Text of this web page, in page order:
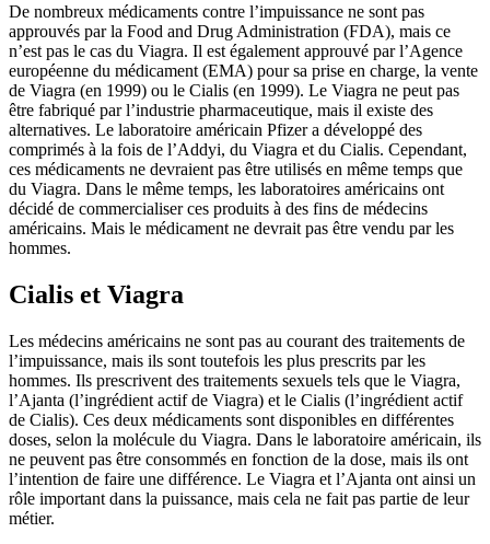
De nombreux médicaments contre l’impuissance ne sont pas
approuvés par la Food and Drug Administration (FDA), mais ce
n’est pas le cas du Viagra. Il est également approuvé par l’Agence
européenne du médicament (EMA) pour sa prise en charge, la vente
de Viagra (en 1999) ou le Cialis (en 1999). Le Viagra ne peut pas
être fabriqué par l’industrie pharmaceutique, mais il existe des
alternatives. Le laboratoire américain Pfizer a développé des
comprimés à la fois de l’Addyi, du Viagra et du Cialis. Cependant,
ces médicaments ne devraient pas être utilisés en même temps que
du Viagra. Dans le même temps, les laboratoires américains ont
décidé de commercialiser ces produits à des fins de médecins
américains. Mais le médicament ne devrait pas être vendu par les
hommes.
Cialis et Viagra
Les médecins américains ne sont pas au courant des traitements de
l’impuissance, mais ils sont toutefois les plus prescrits par les
hommes. Ils prescrivent des traitements sexuels tels que le Viagra,
l’Ajanta (l’ingrédient actif de Viagra) et le Cialis (l’ingrédient actif
de Cialis). Ces deux médicaments sont disponibles en différentes
doses, selon la molécule du Viagra. Dans le laboratoire américain, ils
ne peuvent pas être consommés en fonction de la dose, mais ils ont
l’intention de faire une différence. Le Viagra et l’Ajanta ont ainsi un
rôle important dans la puissance, mais cela ne fait pas partie de leur
métier.